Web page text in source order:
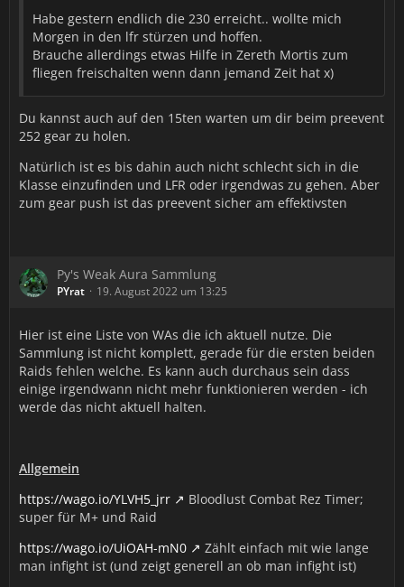
Habe gestern endlich die 230 erreicht.. wollte mich
Morgen in den lfr stürzen und hoffen.
Brauche allerdings etwas Hilfe in Zereth Mortis zum
fliegen freischalten wenn dann jemand Zeit hat x)
Du kannst auch auf den 15ten warten um dir beim preevent
252 gear zu holen.
Natürlich ist es bis dahin auch nicht schlecht sich in die
Klasse einzufinden und LFR oder irgendwas zu gehen. Aber
zum gear push ist das preevent sicher am effektivsten
Py's Weak Aura Sammlung
PYrat 19. August 2022 um 13:25
Hier ist eine Liste von WAs die ich aktuell nutze. Die
Sammlung ist nicht komplett, gerade für die ersten beiden
Raids fehlen welche. Es kann auch durchaus sein dass
einige irgendwann nicht mehr funktionieren werden - ich
werde das nicht aktuell halten.
Allgemein
https://wago.io/YLVH5_jrr
Bloodlust Combat Rez Timer;
super für M+ und Raid
https://wago.io/UiOAH-mN0
Zählt einfach mit wie lange
man infight ist (und zeigt generell an ob man infight ist)